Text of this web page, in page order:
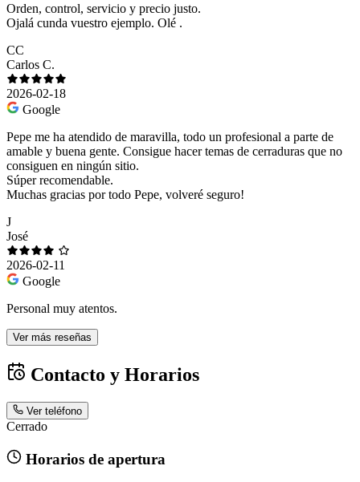
Orden, control, servicio y precio justo.
Ojalá cunda vuestro ejemplo. Olé .
CC
Carlos C.
2026-02-18
Google
Pepe me ha atendido de maravilla, todo un profesional a parte de
amable y buena gente. Consigue hacer temas de cerraduras que no
consiguen en ningún sitio.
Súper recomendable.
Muchas gracias por todo Pepe, volveré seguro!
J
José
2026-02-11
Google
Personal muy atentos.
Ver más reseñas
Contacto y Horarios
Ver teléfono
Cerrado
Horarios de apertura